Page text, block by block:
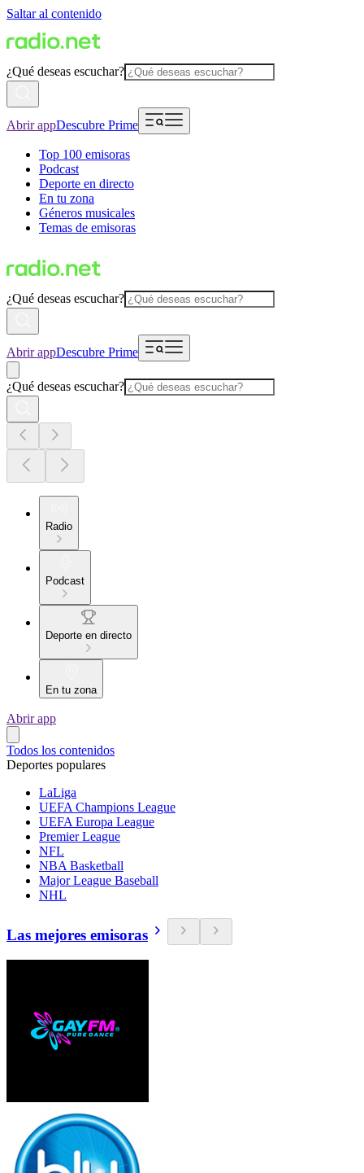
Saltar al contenido
¿Qué deseas escuchar?
Abrir appDescubre Prime
Top 100 emisoras
Podcast
Deporte en directo
En tu zona
Géneros musicales
Temas de emisoras
¿Qué deseas escuchar?
Abrir appDescubre Prime
¿Qué deseas escuchar?
Radio
Podcast
Deporte en directo
En tu zona
Abrir app
Todos los contenidos
Deportes populares
LaLiga
UEFA Champions League
UEFA Europa League
Premier League
NFL
NBA Basketball
Major League Baseball
NHL
Las mejores emisoras